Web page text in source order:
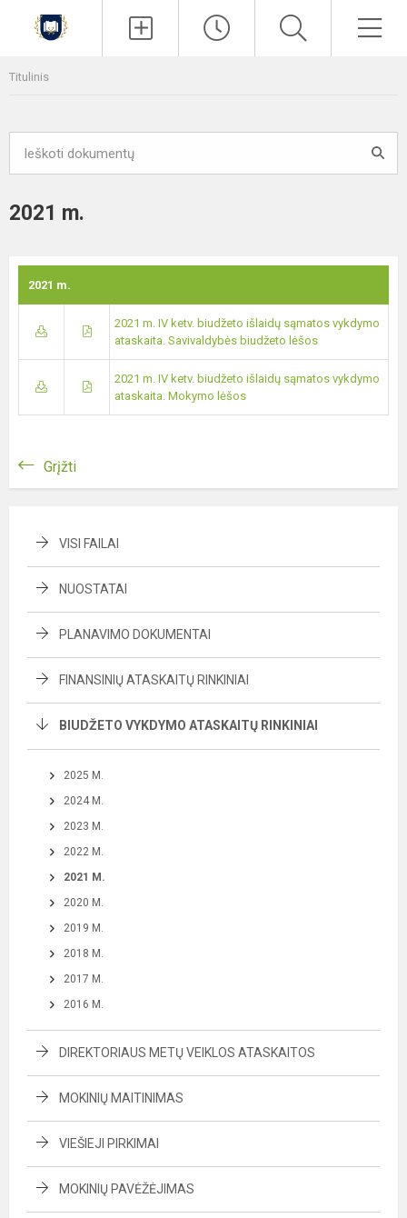
Titulinis
2021 m.
2021 m.
2021 m. IV ketv. biudžeto išlaidų sąmatos vykdymo
ataskaita. Savivaldybės biudžeto lėšos
2021 m. IV ketv. biudžeto išlaidų sąmatos vykdymo
ataskaita. Mokymo lėšos
Grįžti
VISI FAILAI
NUOSTATAI
PLANAVIMO DOKUMENTAI
FINANSINIŲ ATASKAITŲ RINKINIAI
BIUDŽETO VYKDYMO ATASKAITŲ RINKINIAI
2025 M.
2024 M.
2023 M.
2022 M.
2021 M.
2020 M.
2019 M.
2018 M.
2017 M.
2016 M.
DIREKTORIAUS METŲ VEIKLOS ATASKAITOS
MOKINIŲ MAITINIMAS
VIEŠIEJI PIRKIMAI
MOKINIŲ PAVĖŽĖJIMAS